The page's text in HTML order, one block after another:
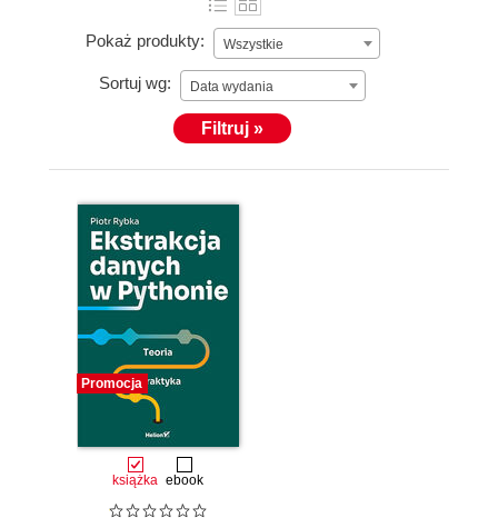
Pokaż produkty: Wszystkie
Sortuj wg: Data wydania
Filtruj »
Promocja
książka ebook